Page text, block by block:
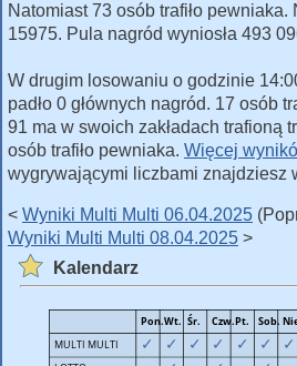
Natomiast 73 osób trafiło
15975. Pula nagród wyniosła 493
W drugim losowaniu o godzinie
padło 0 głównych nagród. 17 osób
91 ma w swoich zakładach trafioną
osób trafiło pewniaka. Więcej
wygrywającymi liczbami znajdziesz
< Wyniki Multi Multi 06.04.2025
Wyniki Multi Multi 08.04.2025 >
Kalendarz